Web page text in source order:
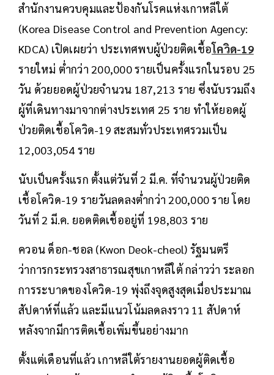
สำนักงานควบคุมและป้องกันโรคแห่งเกาหลีใต้
(Korea Disease Control and Prevention Agency:
KDCA) เปิดเผยว่า ประเทศพบผู้ป่วยติดเชื้อโควิด-19
รายใหม่ ต่ำกว่า 200,000 รายเป็นครั้งแรกในรอบ 25
วัน ด้วยยอดผู้ป่วยจำนวน 187,213 ราย ซึ่งนับรวมถึง
ผู้ที่เดินทางมาจากต่างประเทศ 25 ราย ทำให้ยอดผู้
ป่วยติดเชื้อโควิด-19 สะสมทั่วประเทศรวมเป็น
12,003,054 ราย
นับเป็นครั้งแรก ตั้งแต่วันที่ 2 มี.ค. ที่จำนวนผู้ป่วยติด
เชื้อโควิด-19 รายวันลดลงต่ำกว่า 200,000 ราย โดย
วันที่ 2 มี.ค. ยอดติดเชื้ออยู่ที่ 198,803 ราย
ควอน ด็อก-ชอล (Kwon Deok-cheol) รัฐมนตรี
ว่าการกระทรวงสาธารณสุขเกาหลีใต้ กล่าวว่า ระลอก
การระบาดของโควิด-19 พุ่งถึงจุดสูงสุดเมื่อประมาณ
สัปดาห์ที่แล้ว และมีแนวโน้มลดลงราว 11 สัปดาห์
หลังจากมีการติดเชื้อเพิ่มขึ้นอย่างมาก
ตั้งแต่เดือนที่แล้ว เกาหลีใต้รายงานยอดผู้ติดเชื้อ